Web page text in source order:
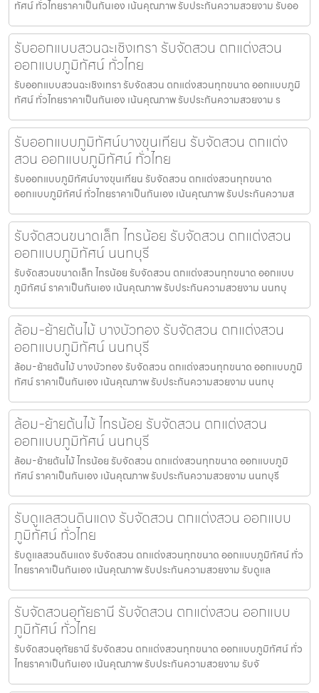
ทัศน์ ทั่วไทยราคาเป็นกันเอง เน้นคุณภาพ รับประกันความสวยงาม รับออ
รับออกแบบสวนฉะเชิงเทรา รับจัดสวน ตกแต่งสวน
ออกแบบภูมิทัศน์ ทั่วไทย
รับออกแบบสวนฉะเชิงเทรา รับจัดสวน ตกแต่งสวนทุกขนาด ออกแบบภูมิ
ทัศน์ ทั่วไทยราคาเป็นกันเอง เน้นคุณภาพ รับประกันความสวยงาม ร
รับออกแบบภูมิทัศน์บางขุนเทียน รับจัดสวน ตกแต่ง
สวน ออกแบบภูมิทัศน์ ทั่วไทย
รับออกแบบภูมิทัศน์บางขุนเทียน รับจัดสวน ตกแต่งสวนทุกขนาด
ออกแบบภูมิทัศน์ ทั่วไทยราคาเป็นกันเอง เน้นคุณภาพ รับประกันความส
รับจัดสวนขนาดเล็ก ไทรน้อย รับจัดสวน ตกแต่งสวน
ออกแบบภูมิทัศน์ นนทบุรี
รับจัดสวนขนาดเล็ก ไทรน้อย รับจัดสวน ตกแต่งสวนทุกขนาด ออกแบบ
ภูมิทัศน์ ราคาเป็นกันเอง เน้นคุณภาพ รับประกันความสวยงาม นนทบุ
ล้อม-ย้ายต้นไม้ บางบัวทอง รับจัดสวน ตกแต่งสวน
ออกแบบภูมิทัศน์ นนทบุรี
ล้อม-ย้ายต้นไม้ บางบัวทอง รับจัดสวน ตกแต่งสวนทุกขนาด ออกแบบภูมิ
ทัศน์ ราคาเป็นกันเอง เน้นคุณภาพ รับประกันความสวยงาม นนทบุ
ล้อม-ย้ายต้นไม้ ไทรน้อย รับจัดสวน ตกแต่งสวน
ออกแบบภูมิทัศน์ นนทบุรี
ล้อม-ย้ายต้นไม้ ไทรน้อย รับจัดสวน ตกแต่งสวนทุกขนาด ออกแบบภูมิ
ทัศน์ ราคาเป็นกันเอง เน้นคุณภาพ รับประกันความสวยงาม นนทบุรี
รับดูแลสวนดินแดง รับจัดสวน ตกแต่งสวน ออกแบบ
ภูมิทัศน์ ทั่วไทย
รับดูแลสวนดินแดง รับจัดสวน ตกแต่งสวนทุกขนาด ออกแบบภูมิทัศน์ ทั่ว
ไทยราคาเป็นกันเอง เน้นคุณภาพ รับประกันความสวยงาม รับดูแล
รับจัดสวนอุทัยธานี รับจัดสวน ตกแต่งสวน ออกแบบ
ภูมิทัศน์ ทั่วไทย
รับจัดสวนอุทัยธานี รับจัดสวน ตกแต่งสวนทุกขนาด ออกแบบภูมิทัศน์ ทั่ว
ไทยราคาเป็นกันเอง เน้นคุณภาพ รับประกันความสวยงาม รับจั